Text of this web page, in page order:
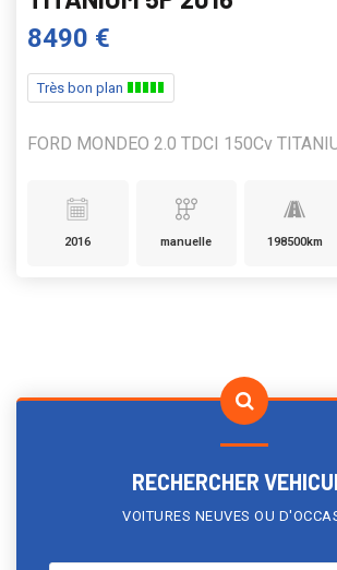
8490 €
Très bon plan
FORD MONDEO 2.0 TDCI 150Cv
2016 manuelle 198500km
RECHERCHER
VOITURES NEUVES OU